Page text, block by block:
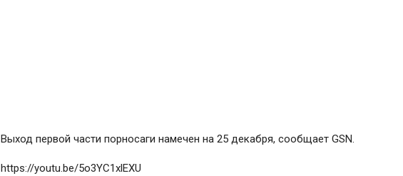
Выход первой части порносаги намечен на 25 декабря, сообщает GSN.
https://youtu.be/5o3YC1xlEXU